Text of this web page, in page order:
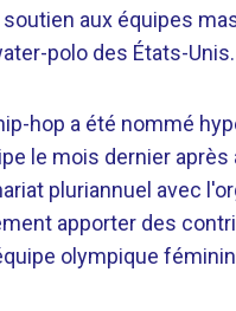
soutien aux équipes
polo des États-Unis.
hop a été nommé
le mois dernier après
pluriannuel avec
apporter des
olympique